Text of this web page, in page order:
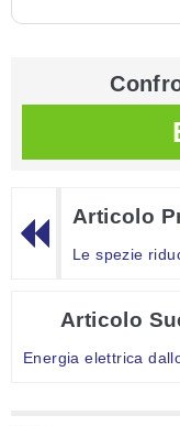
Articolo
Le spezie
Articolo
Energia elettrica